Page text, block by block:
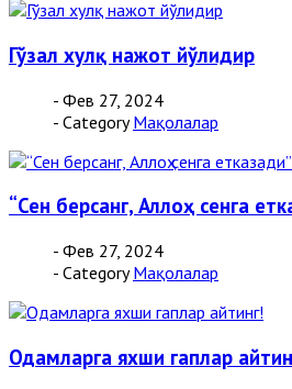
Гўзал хулқ нажот йўлидир
- Фев 27, 2024
- Category Мақолалар
“Сен берсанг, Аллоҳ сенга
- Фев 27, 2024
- Category Мақолалар
Одамларга яхши гаплар